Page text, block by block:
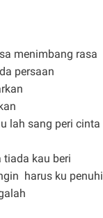
menimbang rasa
persaan
lah sang peri cinta
tiada kau beri
harus ku penuhi